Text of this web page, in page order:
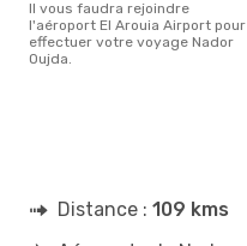
Il vous faudra rejoindre
l'aéroport El Arouia Airport pour
effectuer votre voyage Nador
Oujda.
Distance : 109 kms